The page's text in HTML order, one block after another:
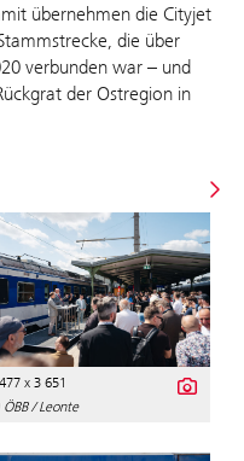
übernehmen die Cityjet
die über
verbunden war – und
der Ostregion in
x 3 651
/ Leonte